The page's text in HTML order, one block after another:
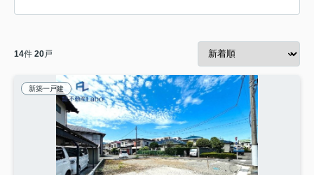
14件 20戸
新築一戸建